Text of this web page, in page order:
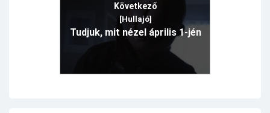
Következő
[Hullajó]
Tudjuk, mit nézel április 1-jén